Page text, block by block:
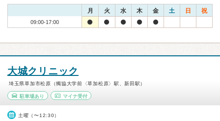
月 火 水 木 金 土 日 祝
09:00-17:00
大城クリニック
埼玉県草加市松原（獨協大学前〈草加松原〉駅、新田駅）
駐車場あり マイナ受付
土曜（〜12:30）